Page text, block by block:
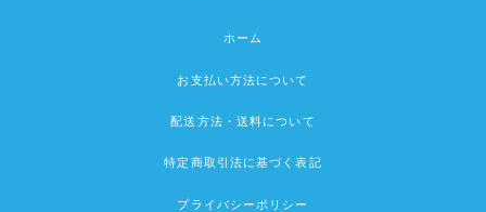
ホーム
お支払い方法について
配送方法・送料について
特定商取引法に基づく表記
プライバシーポリシー